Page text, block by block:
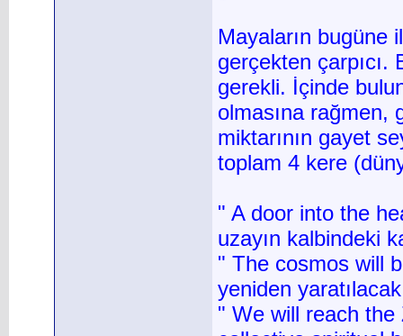
Mayaların bugüne
gerçekten
gerekli. İçinde
olmasına rağmen,
miktarının gayet
toplam 4 kere
" A door into the
uzayın kalbindeki
" The cosmos will
yeniden yaratılacak
" We will reach